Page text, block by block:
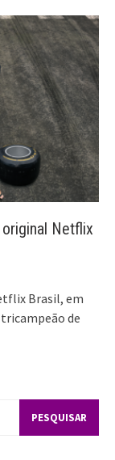
Netflix
Brasil, em
de